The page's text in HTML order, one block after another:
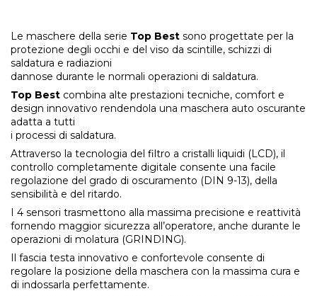
Le maschere della serie Top Best sono progettate per la
protezione degli occhi e del viso da scintille, schizzi di
saldatura e radiazioni
dannose durante le normali operazioni di saldatura.
Top Best combina alte prestazioni tecniche, comfort e
design innovativo rendendola una maschera auto oscurante
adatta a tutti
i processi di saldatura.
Attraverso la tecnologia del filtro a cristalli liquidi (LCD), il
controllo completamente digitale consente una facile
regolazione del grado di oscuramento (DIN 9-13), della
sensibilità e del ritardo.
I 4 sensori trasmettono alla massima precisione e reattività
fornendo maggior sicurezza all’operatore, anche durante le
operazioni di molatura (GRINDING).
Il fascia testa innovativo e confortevole consente di
regolare la posizione della maschera con la massima cura e
di indossarla perfettamente.